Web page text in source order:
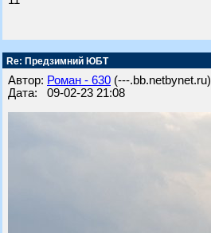
Re: Предзимний ЮБТ
Автор: Роман - 630 (---.bb.netbynet.ru)
Дата: 09-02-23 21:08